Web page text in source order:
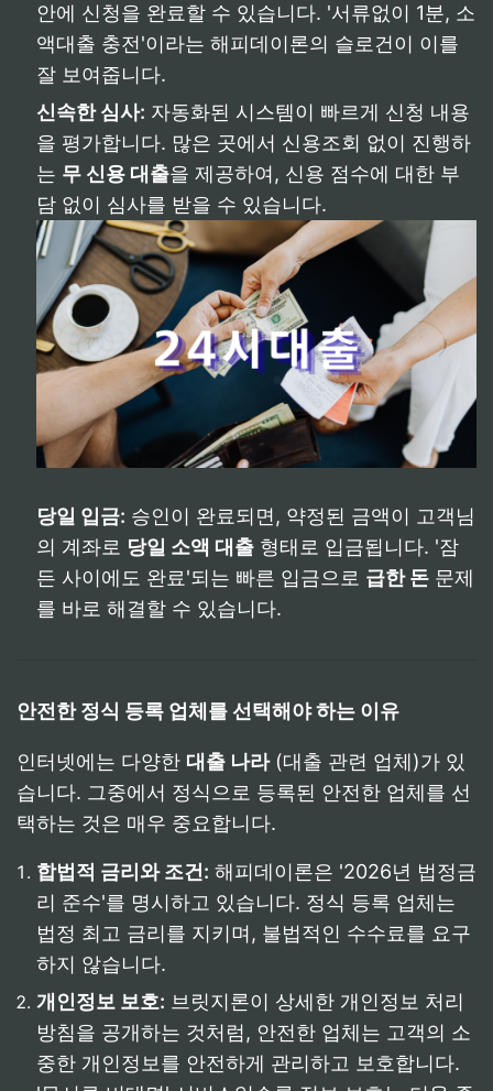
안에 신청을 완료할 수 있습니다. '서류없이 1분, 소
액대출 충전'이라는 해피데이론의 슬로건이 이를
잘 보여줍니다.
신속한 심사: 자동화된 시스템이 빠르게 신청 내용
을 평가합니다. 많은 곳에서 신용조회 없이 진행하
는 무 신용 대출을 제공하여, 신용 점수에 대한 부
담 없이 심사를 받을 수 있습니다.
당일 입금: 승인이 완료되면, 약정된 금액이 고객님
의 계좌로 당일 소액 대출 형태로 입금됩니다. '잠
든 사이에도 완료'되는 빠른 입금으로 급한 돈 문제
를 바로 해결할 수 있습니다.
안전한 정식 등록 업체를 선택해야 하는 이유
인터넷에는 다양한 대출 나라(대출 관련 업체)가 있
습니다. 그중에서 정식으로 등록된 안전한 업체를 선
택하는 것은 매우 중요합니다.
합법적 금리와 조건: 해피데이론은 '2026년 법정금
리 준수'를 명시하고 있습니다. 정식 등록 업체는
법정 최고 금리를 지키며, 불법적인 수수료를 요구
하지 않습니다.
개인정보 보호: 브릿지론이 상세한 개인정보 처리
방침을 공개하는 것처럼, 안전한 업체는 고객의 소
중한 개인정보를 안전하게 관리하고 보호합니다.